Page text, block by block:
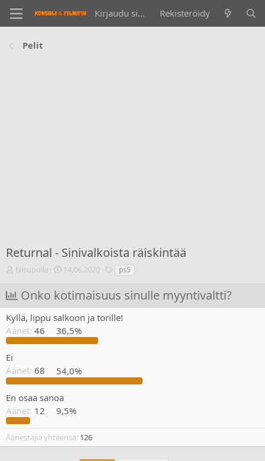
Kirjaudu sisään Rekisteröidy
Pelit
Returnal - Sinivalkoista räiskintää
V
e
s
t
i
k
e
j
u
n
a
l
o
i
t
t
Nisupulla
A
i
t
u
s
p
v
ä
m
ä
ä
r
ä
14.06.2020
T
n
i
s
ps5
Onko kotimaisuus sinulle myyntivaltti?
Kyllä, lippu salkoon ja torille!
Äänet: 46 36,5%
Ei
Äänet: 68 54,0%
En osaa sanoa
Äänet: 12 9,5%
Äänestäjiä yhteensä 126